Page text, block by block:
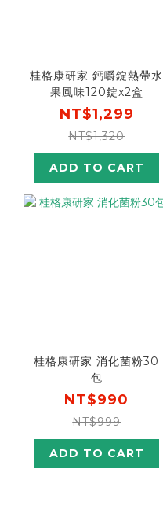
桂格康研家 鈣嚼錠熱帶水
果風味120錠x2盒
NT$1,299
NT$1,320
ADD TO CART
桂格康研家 消化菌粉30
包
NT$990
NT$999
ADD TO CART